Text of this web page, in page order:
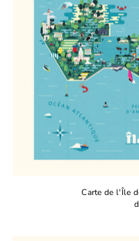
Alphabetically, A-Z
Alphabetically, Z-A
Price, low to high
Price, high to low
Date, old to new
Date, new to old
Carte de l'Île